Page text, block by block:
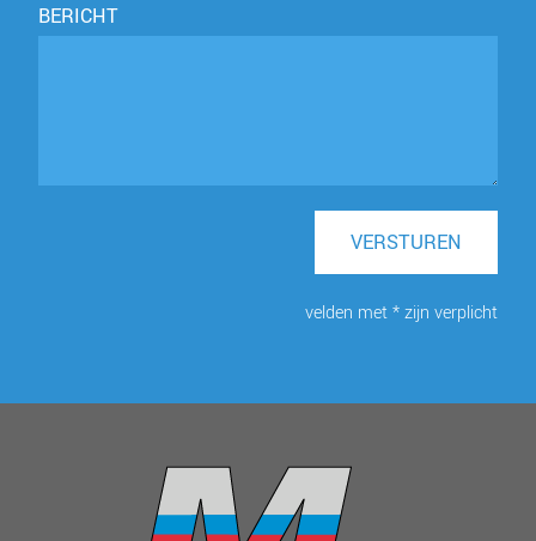
BERICHT
VERSTUREN
velden met * zijn verplicht